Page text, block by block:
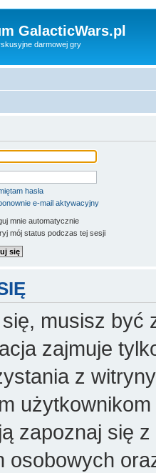
GalacticWars.pl
darmowej gry
hasła
e-mail aktywacyjny
mnie automatycznie
mój status podczas tej sesji
musisz być
zajmuje
z
zapoznaj się
osobowych